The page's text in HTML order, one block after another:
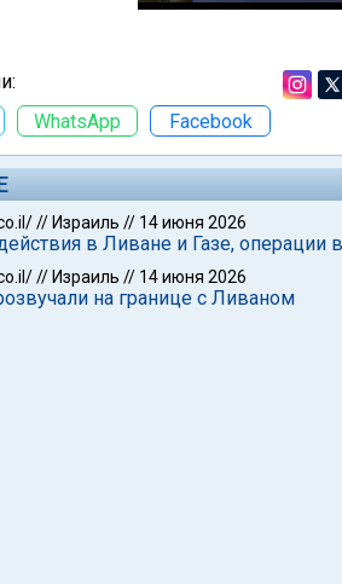
WhatsApp Facebook
// Израиль // 14 июня 2026
в Ливане и Газе, операции
// Израиль // 14 июня 2026
на границе с Ливаном